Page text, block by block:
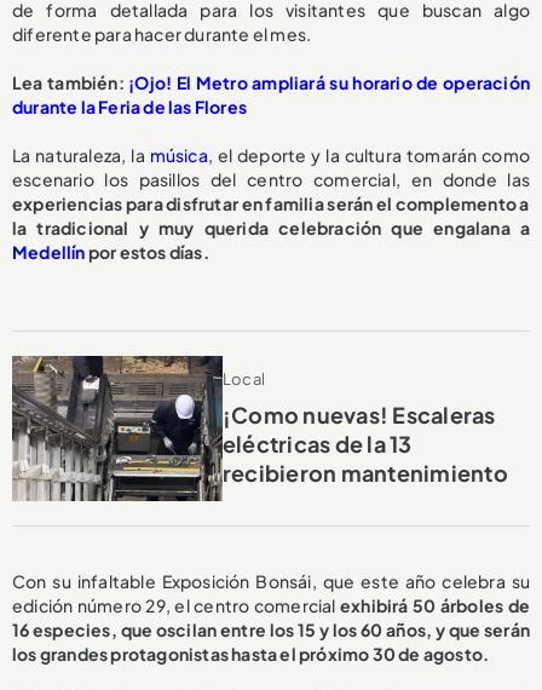
de forma detallada para los visitantes que buscan algo
diferente para hacer durante el mes.
Lea también: ¡Ojo! El Metro ampliará su horario de operación
durante la Feria de las Flores
La naturaleza, la música, el deporte y la cultura tomarán como
escenario los pasillos del centro comercial, en donde las
experiencias para disfrutar en familia serán el complemento a
la tradicional y muy querida celebración que engalana a
Medellínpor estos días.
Local
¡Como nuevas! Escaleras
eléctricas de la 13
recibieron mantenimiento
Con su infaltable Exposición Bonsái, que este año celebra su
edición número 29, el centro comercial exhibirá 50 árboles de
16 especies, que oscilan entre los 15 y los 60 años, y que serán
los grandes protagonistas hasta el próximo 30 de agosto.